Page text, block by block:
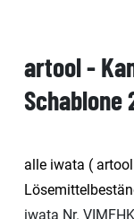
artool -
Schablone
alle iwata (
iwata Nr.